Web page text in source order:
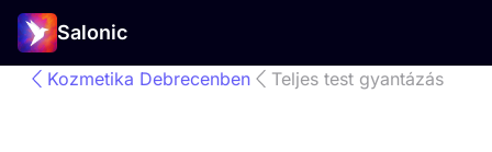
Salonic
Kozmetika Debrecenben Teljes test gyantázás